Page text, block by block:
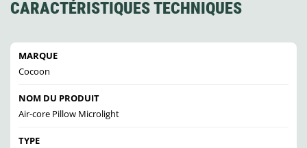
CARACTÉRISTIQUES TECHNIQUES
MARQUE
Cocoon
NOM DU PRODUIT
Air-core Pillow Microlight
TYPE